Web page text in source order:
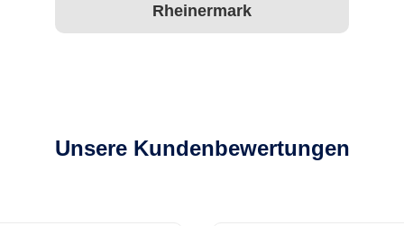
Rheinermark
Unsere Kundenbewertungen